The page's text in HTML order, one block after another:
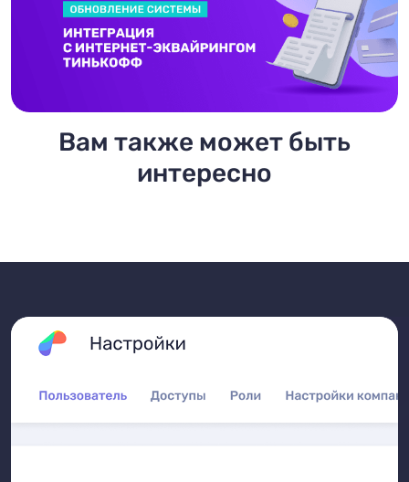
Вам также может быть
интересно